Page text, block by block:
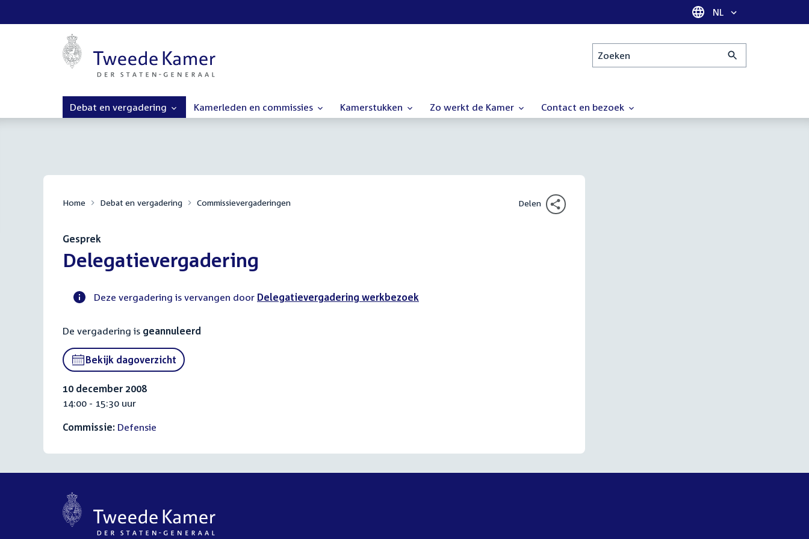
Taal selectie
NL
Zoeken
Debat en vergadering Kamerleden en commissies Kamerstukken Zo werkt de Kamer Contact en bezoek
Home Debat en vergadering Commissievergaderingen Delen
Gesprek
:Delegatievergadering
commissie
activiteit
Deze vergadering is vervangen door Delegatievergadering werkbezoek
De vergadering is geannuleerd
Bekijk dagoverzicht
10 december 2008
14:00 - 15:30 uur
Commissie: Defensie